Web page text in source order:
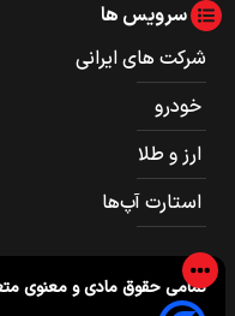
سرویس ها
شرکت های ایرانی
خودرو
ارز و طلا
استارت آپ‌ها
تمامی حقوق مادی و معنوی